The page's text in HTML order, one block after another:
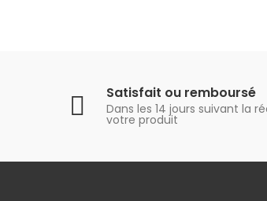
Satisfait ou remboursé
Dans les 14 jours suivant la
votre produit